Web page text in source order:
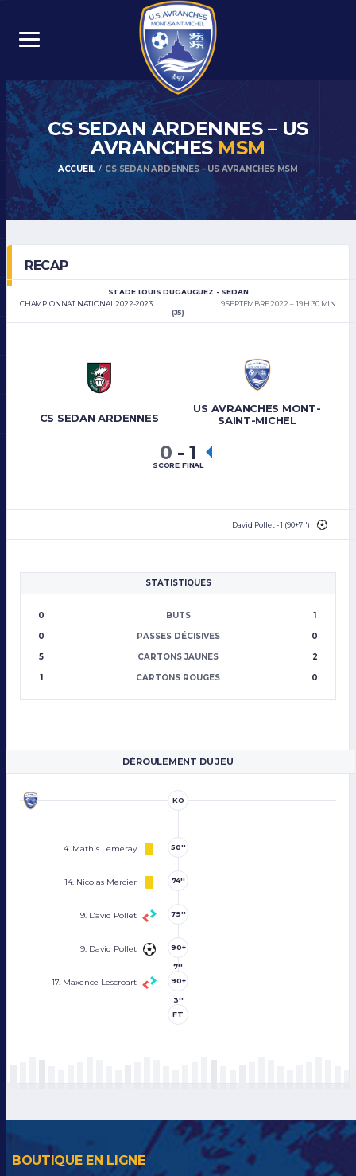
CS SEDAN ARDENNES – US
AVRANCHESMSM
ACCUEIL CS SEDAN ARDENNES – US AVRANCHES MSM
RECAP
CHAMPIONNAT NATIONAL 2022-2023
STADE LOUIS DUGAUGUEZ - SEDAN
9 SEPTEMBRE 2022
19 H 30 MIN
(J5)
CS SEDAN ARDENNES
US AVRANCHES MONT-
SAINT-MICHEL
0 - 1
SCORE FINAL
David Pollet - 1 (90+7'')
STATISTIQUES
0 BUTS
1
0
PASSES DÉCISIVES
0
5
CARTONS JAUNES
2
1
CARTONS ROUGES 0
DÉROULEMENT DU JEU
KO
4. Mathis Lemeray 50''
14. Nicolas Mercier 74''
9. David Pollet 79''
9. David Pollet 90+
7''
17. Maxence Lescroart 90+
3''
FT
BOUTIQUE EN LIGNE